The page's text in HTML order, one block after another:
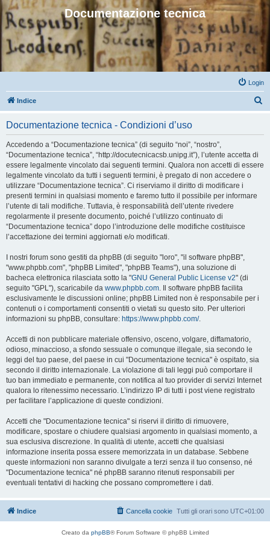
Documentazione tecnica
Login
Indice
Documentazione tecnica - Condizioni d’uso
Accedendo a “Documentazione tecnica” (di seguito “noi”, “nostro”,
“Documentazione tecnica”, “http://docutecnicacsb.unipg.it”), l’utente accetta di
essere legalmente vincolato dai seguenti termini. Qualora non accetti di essere
legalmente vincolato da tutti i seguenti termini, è pregato di non accedere o
utilizzare “Documentazione tecnica”. Ci riserviamo il diritto di modificare i
presenti termini in qualsiasi momento e faremo tutto il possibile per informare
l’utente di tali modifiche. Tuttavia, è responsabilità dell’utente rivedere
regolarmente il presente documento, poiché l’utilizzo continuato di
“Documentazione tecnica” dopo l’introduzione delle modifiche costituisce
l’accettazione dei termini aggiornati e/o modificati.
I nostri forum sono gestiti da phpBB (di seguito "loro", "il software phpBB",
"www.phpbb.com", "phpBB Limited", "phpBB Teams"), una soluzione di
bacheca elettronica rilasciata sotto la "GNU General Public License v2" (di
seguito "GPL"), scaricabile da www.phpbb.com. Il software phpBB facilita
esclusivamente le discussioni online; phpBB Limited non è responsabile per i
contenuti o i comportamenti consentiti o vietati su questo sito. Per ulteriori
informazioni su phpBB, consultare: https://www.phpbb.com/.
Accetti di non pubblicare materiale offensivo, osceno, volgare, diffamatorio,
odioso, minaccioso, a sfondo sessuale o comunque illegale, sia secondo le
leggi del tuo paese, del paese in cui "Documentazione tecnica" è ospitato, sia
secondo il diritto internazionale. La violazione di tali leggi può comportare il
tuo ban immediato e permanente, con notifica al tuo provider di servizi Internet
qualora lo ritenessimo necessario. L’indirizzo IP di tutti i post viene registrato
per facilitare l’applicazione di queste condizioni.
Accetti che "Documentazione tecnica" si riservi il diritto di rimuovere,
modificare, spostare o chiudere qualsiasi argomento in qualsiasi momento, a
sua esclusiva discrezione. In qualità di utente, accetti che qualsiasi
informazione inserita possa essere memorizzata in un database. Sebbene
queste informazioni non saranno divulgate a terzi senza il tuo consenso, né
"Documentazione tecnica" né phpBB saranno ritenuti responsabili per
eventuali tentativi di hacking che possano compromettere i dati.
Indice Tutti gli orari sono UTC+01:00
Cancella cookie
Creato da phpBB® Forum Software © phpBB Limited